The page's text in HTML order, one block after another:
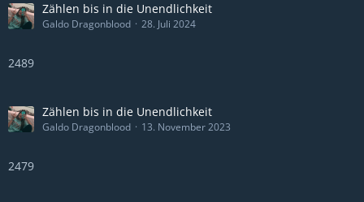
Zählen bis in die Unendlichkeit
Galdo Dragonblood 28. Juli 2024
2489
Zählen bis in die Unendlichkeit
Galdo Dragonblood 13. November 2023
2479